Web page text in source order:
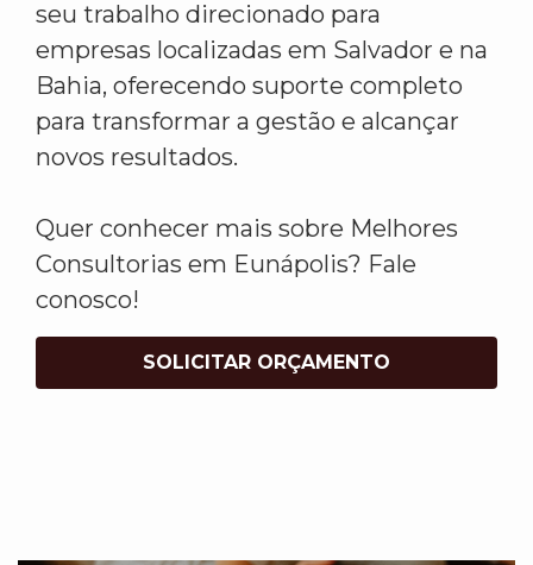
seu trabalho direcionado para
empresas localizadas em Salvador e na
Bahia, oferecendo suporte completo
para transformar a gestão e alcançar
novos resultados.
Quer conhecer mais sobre Melhores
Consultorias em Eunápolis? Fale
conosco!
SOLICITAR ORÇAMENTO